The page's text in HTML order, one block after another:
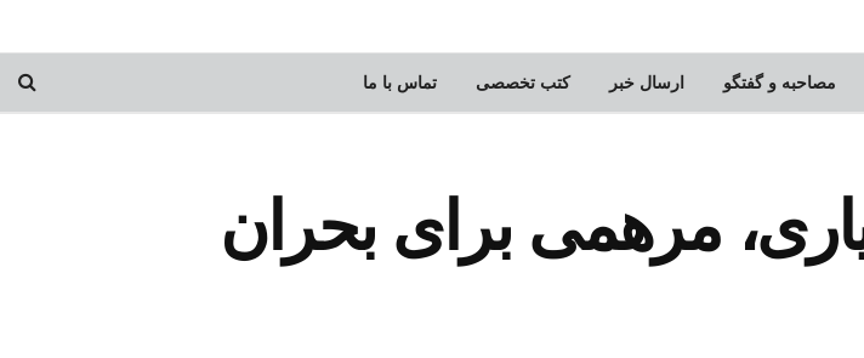
مصاحبه و گفتگو ارسال خبر کتب تخصصی تماس با ما
مرهمی برای بحران